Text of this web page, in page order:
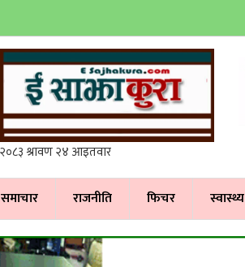
समाचार राजनीति फिचर स्वास्थ्य